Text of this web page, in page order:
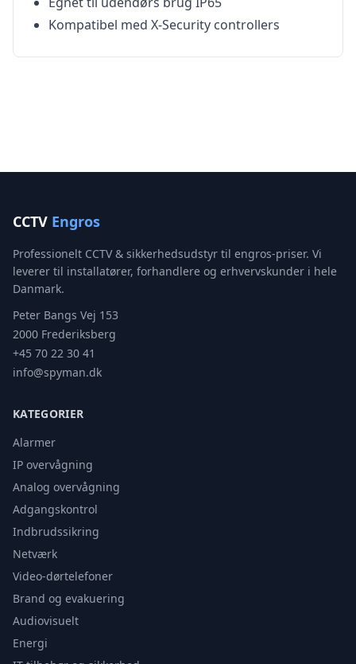
Kompatibel med X-Security controllers
CCTV Engros
Professionelt CCTV & sikkerhedsudstyr til engros-priser. Vi
leverer til installatører, forhandlere og erhvervskunder i hele
Danmark.
Peter Bangs Vej 153
2000 Frederiksberg
+45 70 22 30 41
info@spyman.dk
KATEGORIER
Alarmer
IP overvågning
Analog overvågning
Adgangskontrol
Indbrudssikring
Netværk
Video-dørtelefoner
Brand og evakuering
Audiovisuelt
Energi